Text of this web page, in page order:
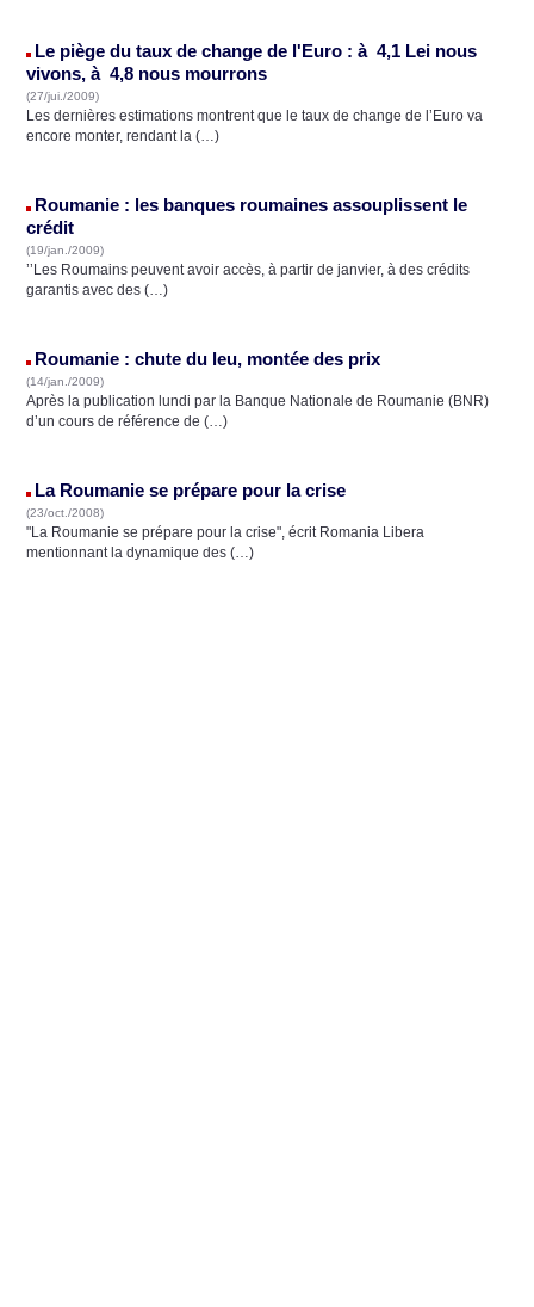
Le piège du taux de change de l'Euro : à 4,1 Lei nous
vivons, à 4,8 nous mourrons
(27/jui./2009)
Les dernières estimations montrent que le taux de change de l’Euro va
encore monter, rendant la (…)
Roumanie : les banques roumaines assouplissent le
crédit
(19/jan./2009)
’’Les Roumains peuvent avoir accès, à partir de janvier, à des crédits
garantis avec des (…)
Roumanie : chute du leu, montée des prix
(14/jan./2009)
Après la publication lundi par la Banque Nationale de Roumanie (BNR)
d’un cours de référence de (…)
La Roumanie se prépare pour la crise
(23/oct./2008)
"La Roumanie se prépare pour la crise", écrit Romania Libera
mentionnant la dynamique des (…)